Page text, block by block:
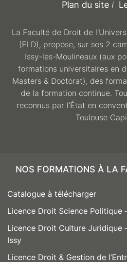
Plan du site
La Faculté de Droit de
(FLD), propose, sur ses 2
Issy-les-Moulineaux (aux
formations universitaires en
Masters & Doctorat), des
de la formation continue.
reconnus par l’État en
Toulouse
NOS FORMATIONS À LA
Catalogue à télécharger
Licence Droit Science Politique
Licence Droit Culture Juridique
Issy
Licence Droit & Gestion de